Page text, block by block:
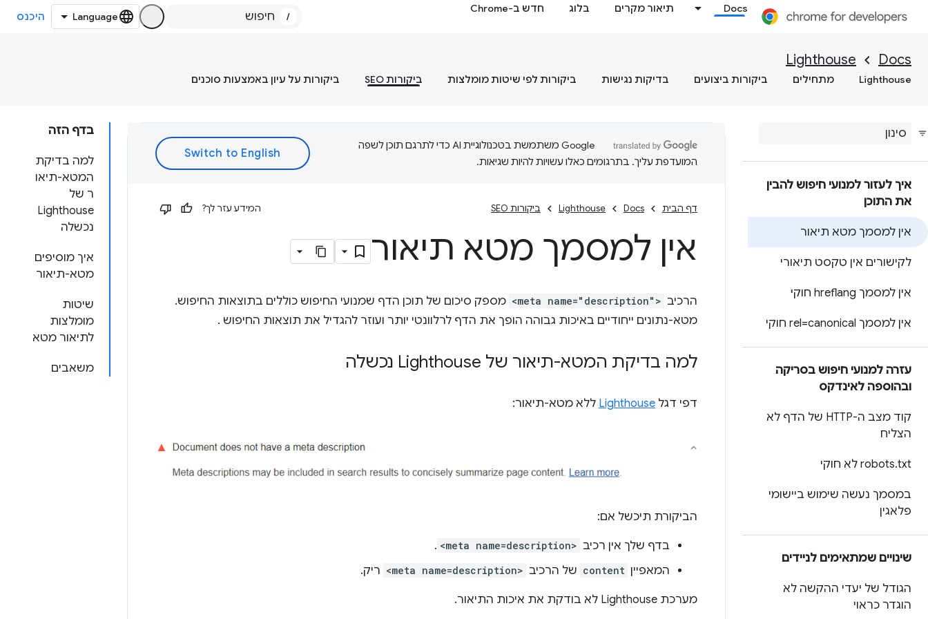
Docs תיאור מקרים בלוג חדש ב-Chrome
/ היכנס
Docs
Lighthouse
Lighthouse מתחילים ביקורות ביצועים בדיקות נגישות ביקורות לפי שיטות מומלצות ביקורות SEO ביקורות על עיון באמצעות סוכנים
איך לעזור למנועי חיפוש להבין
את התוכן
אין למסמך מטא תיאור
לקישורים אין טקסט תיאורי
אין למסמך hreflang חוקי
אין למסמך rel=canonical חוקי
עזרה למנועי חיפוש בסריקה
ובהוספה לאינדקס
קוד מצב ה-HTTP של הדף לא
הצליח
robots.txt לא חוקי
במסמך נעשה שימוש ביישומי
פלאגין
שינויים שמתאימים לניידים
הגודל של יעדי ההקשה לא
הוגדר כראוי
בדף הזה
למה בדיקת
המטא-תיאו
ר של
Lighthouse
נכשלה
איך מוסיפים
מטא-תיאור
שיטות
מומלצות
לתיאור מטא
משאבים
‫Google משתמשת בטכנולוגיית AI כדי לתרגם תוכן לשפה
המועדפת עליך. בתרגומים כאלו עשויות להיות שגיאות.
דף הבית Docs
Lighthouse ביקורות SEO המידע עזר לך?
אין למסמך מטא תיאור
הרכיב <meta name="description"> מספק סיכום של תוכן הדף שמנועי החיפוש כוללים בתוצאות החיפוש.
מטא-נתונים ייחודיים באיכות גבוהה הופך את הדף לרלוונטי יותר ועוזר להגדיל את תוצאות החיפוש .
למה בדיקת המטא-תיאור של Lighthouse נכשלה
דפי דגל Lighthouse ללא מטא-תיאור:
הביקורת תיכשל אם:
בדף שלך אין רכיב <meta name=description>
.
המאפיין content של הרכיב <meta name=description> ריק.
מערכת Lighthouse לא בודקת את איכות התיאור.